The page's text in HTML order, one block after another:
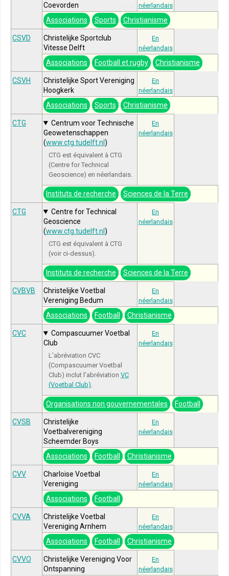
Coevorden
néerlandais
Associations Sports Christianisme
CSVD
Christelijke Sportclub
Vitesse Delft
En
néerlandais
Associations Football et rugby Christianisme
CSVH
Christelijke Sport Vereniging
Hoogkerk
En
néerlandais
Associations Sports Christianisme
CTG
Centrum voor Technische
Geowetenschappen
(www.ctg.tudelft.nl )
CTG est équivalent à CTG
(Centre for Technical
Geoscience) en néerlandais.
En
néerlandais
Instituts de recherche Sciences de la Terre
CTG
Centre for Technical
Geoscience
(www.ctg.tudelft.nl )
CTG est équivalent à CTG
(voir ci-dessus).
En
néerlandais
Instituts de recherche Sciences de la Terre
CVBVB
Christelijke Voetbal
Vereniging Bedum
En
néerlandais
Associations Football Christianisme
CVC
Compascuumer Voetbal
Club
L’abréviation CVC
(Compascuumer Voetbal
Club) inclut l’abréviation VC
(Voetbal Club)
En
néerlandais
Organisations non gouvernementales Football
CVSB
Christelijke
Voetbalvereniging
Scheemder Boys
En
néerlandais
Associations Football Christianisme
CVV
Charloise Voetbal
Vereniging
En
néerlandais
Associations Football
CVVA
Christelijke Voetbal
Vereniging Arnhem
En
néerlandais
Associations Football Christianisme
CVVO
Christelijke Vereniging Voor
Ontspanning
En
néerlandais